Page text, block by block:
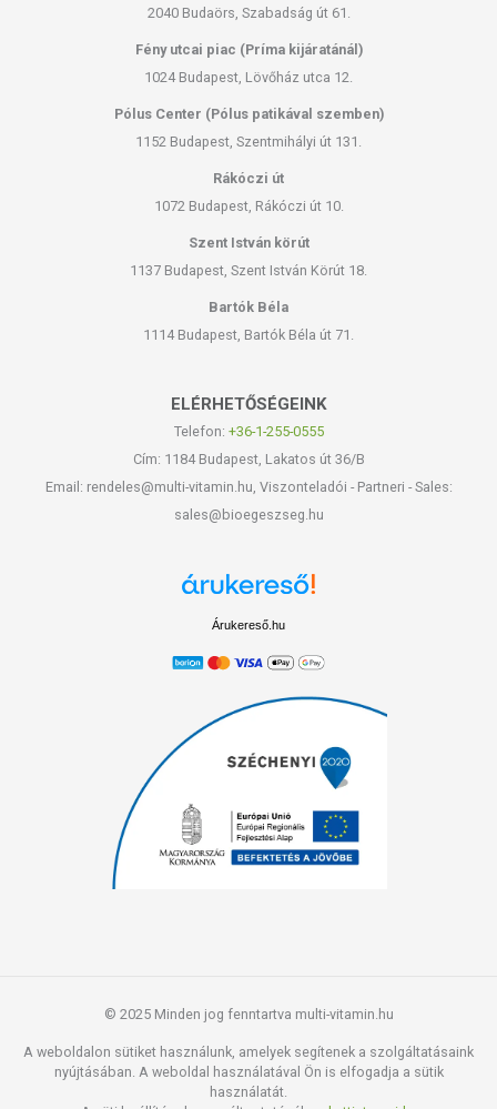
2040 Budaörs, Szabadság út 61.
Fény utcai piac (Príma kijáratánál)
1024 Budapest, Lövőház utca 12.
Pólus Center (Pólus patikával szemben)
1152 Budapest, Szentmihályi út 131.
Rákóczi út
1072 Budapest, Rákóczi út 10.
Szent István körút
1137 Budapest, Szent István Körút 18.
Bartók Béla
1114 Budapest, Bartók Béla út 71.
ELÉRHETŐSÉGEINK
Telefon: +36-1-255-0555
Cím: 1184 Budapest, Lakatos út 36/B
Email: rendeles@multi-vitamin.hu, Viszonteladói - Partneri - Sales:
sales@bioegeszseg.hu
Árukereső.hu
© 2025 Minden jog fenntartva multi-vitamin.hu
A weboldalon sütiket használunk, amelyek segítenek a szolgáltatásaink
nyújtásában. A weboldal használatával Ön is elfogadja a sütik
használatát.